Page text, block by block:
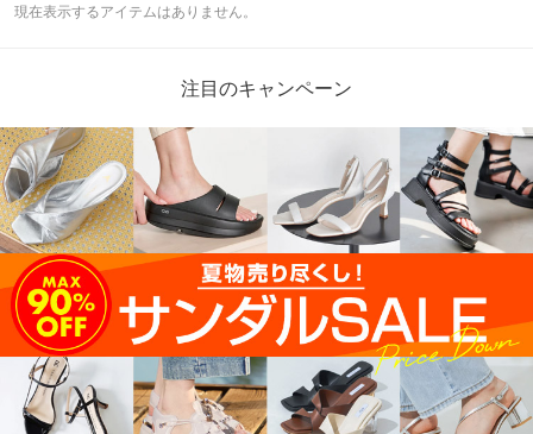
現在表示するアイテムはありません。
注目のキャンペーン